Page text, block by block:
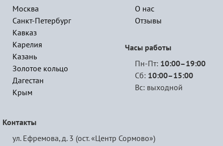
Москва
Санкт-Петербург
Кавказ
Карелия
Казань
Золотое кольцо
Дагестан
Крым
О нас
Отзывы
Часы работы
Пн-Пт: 10:00–19:00
Сб: 10:00–15:00
Вс: выходной
Контакты
ул. Ефремова, д. 3 (ост. «Центр Сормово»)